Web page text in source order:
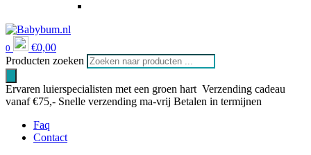
0 €0,00
Producten zoeken
Ervaren luierspecialisten met een groen hart Verzending cadeau
vanaf €75,- Snelle verzending ma-vrij Betalen in termijnen
Faq
Contact